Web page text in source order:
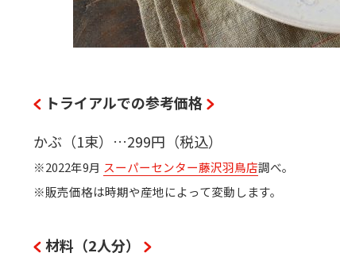
トライアルでの参考価格
かぶ（1束）…299円（税込）
※2022年9月 スーパーセンター藤沢羽鳥店調べ。
※販売価格は時期や産地によって変動します。
材料（2人分）